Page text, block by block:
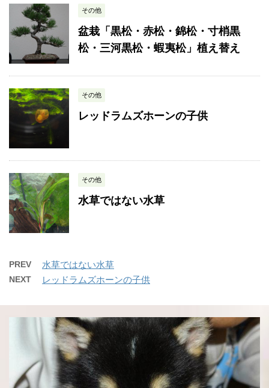
その他
盆栽「黒松・赤松・錦松・寸梢黒
松・三河黒松・蝦夷松」植え替え
その他
レッドラムズホーンの子供
その他
水草ではない水草
PREV 水草ではない水草
NEXT レッドラムズホーンの子供